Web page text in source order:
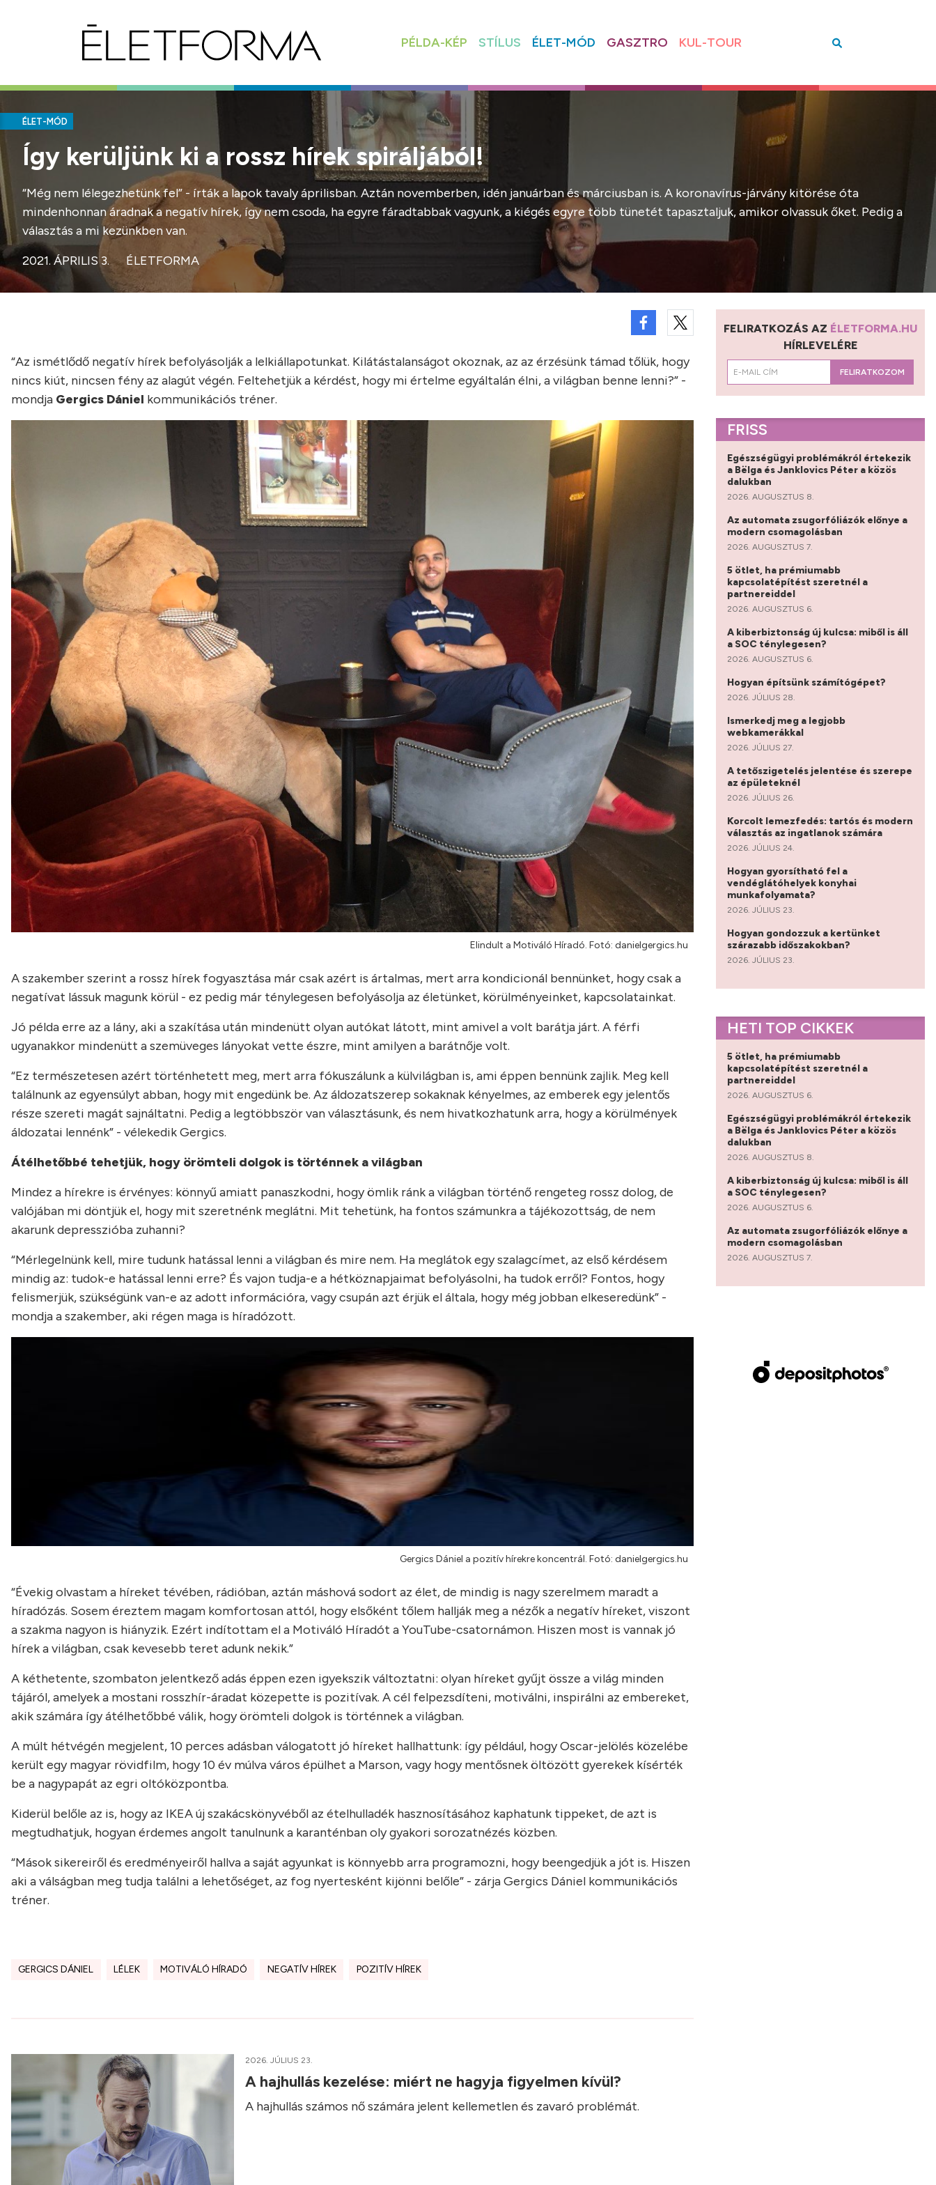
PÉLDA-KÉP STÍLUS ÉLET-MÓD GASZTRO KUL-TOUR
ÉLET-MÓD
Így kerüljünk ki a rossz hírek spiráljából!
“Még nem lélegezhetünk fel” - írták a lapok tavaly áprilisban. Aztán novemberben, idén januárban és márciusban is. A koronavírus-járvány kitörése óta
mindenhonnan áradnak a negatív hírek, így nem csoda, ha egyre fáradtabbak vagyunk, a kiégés egyre több tünetét tapasztaljuk, amikor olvassuk őket. Pedig a
választás a mi kezünkben van.
2021. ÁPRILIS 3.
ÉLETFORMA
“Az ismétlődő negatív hírek befolyásolják a lelkiállapotunkat. Kilátástalanságot okoznak, az az érzésünk támad tőlük, hogy
nincs kiút, nincsen fény az alagút végén. Feltehetjük a kérdést, hogy mi értelme egyáltalán élni, a világban benne lenni?” -
mondja Gergics Dániel kommunikációs tréner.
Elindult a Motiváló Híradó. Fotó: danielgergics.hu
A szakember szerint a rossz hírek fogyasztása már csak azért is ártalmas, mert arra kondicionál bennünket, hogy csak a
negatívat lássuk magunk körül - ez pedig már ténylegesen befolyásolja az életünket, körülményeinket, kapcsolatainkat.
Jó példa erre az a lány, aki a szakítása után mindenütt olyan autókat látott, mint amivel a volt barátja járt. A férfi
ugyanakkor mindenütt a szemüveges lányokat vette észre, mint amilyen a barátnője volt.
“Ez természetesen azért történhetett meg, mert arra fókuszálunk a külvilágban is, ami éppen bennünk zajlik. Meg kell
találnunk az egyensúlyt abban, hogy mit engedünk be. Az áldozatszerep sokaknak kényelmes, az emberek egy jelentős
része szereti magát sajnáltatni. Pedig a legtöbbször van választásunk, és nem hivatkozhatunk arra, hogy a körülmények
áldozatai lennénk” - vélekedik Gergics.
Átélhetőbbé tehetjük, hogy örömteli dolgok is történnek a világban
Mindez a hírekre is érvényes: könnyű amiatt panaszkodni, hogy ömlik ránk a világban történő rengeteg rossz dolog, de
valójában mi döntjük el, hogy mit szeretnénk meglátni. Mit tehetünk, ha fontos számunkra a tájékozottság, de nem
akarunk depresszióba zuhanni?
“Mérlegelnünk kell, mire tudunk hatással lenni a világban és mire nem. Ha meglátok egy szalagcímet, az első kérdésem
mindig az: tudok-e hatással lenni erre? És vajon tudja-e a hétköznapjaimat befolyásolni, ha tudok erről? Fontos, hogy
felismerjük, szükségünk van-e az adott információra, vagy csupán azt érjük el általa, hogy még jobban elkeseredünk” -
mondja a szakember, aki régen maga is híradózott.
Gergics Dániel a pozitív hírekre koncentrál. Fotó: danielgergics.hu
“Évekig olvastam a híreket tévében, rádióban, aztán máshová sodort az élet, de mindig is nagy szerelmem maradt a
híradózás. Sosem éreztem magam komfortosan attól, hogy elsőként tőlem hallják meg a nézők a negatív híreket, viszont
a szakma nagyon is hiányzik. Ezért indítottam el a Motiváló Híradót a YouTube-csatornámon. Hiszen most is vannak jó
hírek a világban, csak kevesebb teret adunk nekik.”
A kéthetente, szombaton jelentkező adás éppen ezen igyekszik változtatni: olyan híreket gyűjt össze a világ minden
tájáról, amelyek a mostani rosszhír-áradat közepette is pozitívak. A cél felpezsdíteni, motiválni, inspirálni az embereket,
akik számára így átélhetőbbé válik, hogy örömteli dolgok is történnek a világban.
A múlt hétvégén megjelent, 10 perces adásban válogatott jó híreket hallhattunk: így például, hogy Oscar-jelölés közelébe
került egy magyar rövidfilm, hogy 10 év múlva város épülhet a Marson, vagy hogy mentősnek öltözött gyerekek kísérték
be a nagypapát az egri oltóközpontba.
Kiderül belőle az is, hogy az IKEA új szakácskönyvéből az ételhulladék hasznosításához kaphatunk tippeket, de azt is
megtudhatjuk, hogyan érdemes angolt tanulnunk a karanténban oly gyakori sorozatnézés közben.
“Mások sikereiről és eredményeiről hallva a saját agyunkat is könnyebb arra programozni, hogy beengedjük a jót is. Hiszen
aki a válságban meg tudja találni a lehetőséget, az fog nyertesként kijönni belőle” - zárja Gergics Dániel kommunikációs
tréner.
GERGICS DÁNIEL LÉLEK MOTIVÁLÓ HÍRADÓ NEGATÍV HÍREK POZITÍV HÍREK
2026. JÚLIUS 23.
A hajhullás kezelése: miért ne hagyja figyelmen kívül?
A hajhullás számos nő számára jelent kellemetlen és zavaró problémát.
FELIRATKOZÁS AZ ÉLETFORMA.HU
HÍRLEVELÉRE
FELIRATKOZOM
FRISS
Egészségügyi problémákról értekezik
a Bëlga és Janklovics Péter a közös
dalukban
2026. AUGUSZTUS 8.
Az automata zsugorfóliázók előnye a
modern csomagolásban
2026. AUGUSZTUS 7.
5 ötlet, ha prémiumabb
kapcsolatépítést szeretnél a
partnereiddel
2026. AUGUSZTUS 6.
A kiberbiztonság új kulcsa: miből is áll
a SOC ténylegesen?
2026. AUGUSZTUS 6.
Hogyan építsünk számítógépet?
2026. JÚLIUS 28.
Ismerkedj meg a legjobb
webkamerákkal
2026. JÚLIUS 27.
A tetőszigetelés jelentése és szerepe
az épületeknél
2026. JÚLIUS 26.
Korcolt lemezfedés: tartós és modern
választás az ingatlanok számára
2026. JÚLIUS 24.
Hogyan gyorsítható fel a
vendéglátóhelyek konyhai
munkafolyamata?
2026. JÚLIUS 23.
Hogyan gondozzuk a kertünket
szárazabb időszakokban?
2026. JÚLIUS 23.
HETI TOP CIKKEK
5 ötlet, ha prémiumabb
kapcsolatépítést szeretnél a
partnereiddel
2026. AUGUSZTUS 6.
Egészségügyi problémákról értekezik
a Bëlga és Janklovics Péter a közös
dalukban
2026. AUGUSZTUS 8.
A kiberbiztonság új kulcsa: miből is áll
a SOC ténylegesen?
2026. AUGUSZTUS 6.
Az automata zsugorfóliázók előnye a
modern csomagolásban
2026. AUGUSZTUS 7.